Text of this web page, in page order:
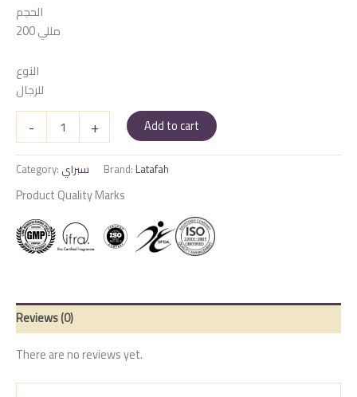
الحجم
200 مللي
النوع
للرجال
-
سبراي
فخر
لطافه
جولد
quantity
+ Add to cart
Category: سبراي Brand: Latafah
Product Quality Marks
Reviews (0)
There are no reviews yet.